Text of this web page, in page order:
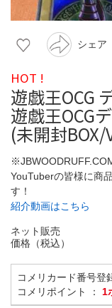
シェア
HOT !
遊戯王OCG
遊戯王OCG
(未開封BOX/
YouTuberの皆様に商
す！
紹介動画はこちら
ネット販売
価格（税込）
コメリカード番号登
コメリポイント ： 1